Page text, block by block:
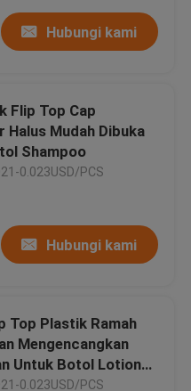
Hubungi kami
Flip Top Cap
Halus Mudah Dibuka
Shampoo
0.023USD/PCS
Hubungi kami
Top Plastik Ramah
Mengencangkan
Untuk Botol Lotion
0.023USD/PCS